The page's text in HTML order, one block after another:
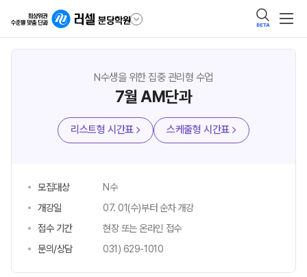
BETA
N수생을 위한 집중 관리형 수업
7월 AM단과
리스트형 시간표 스케줄형 시간표
모집대상
N수
개강일
07. 01(수)부터 순차 개강
접수 기간
현장 또는 온라인 접수
문의/상담
031) 629-1010